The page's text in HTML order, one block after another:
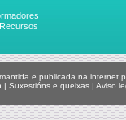
e publicada na internet
| Suxestións e queixas | Aviso